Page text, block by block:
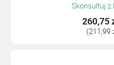
Skonsultuj z
260,75
(211,99